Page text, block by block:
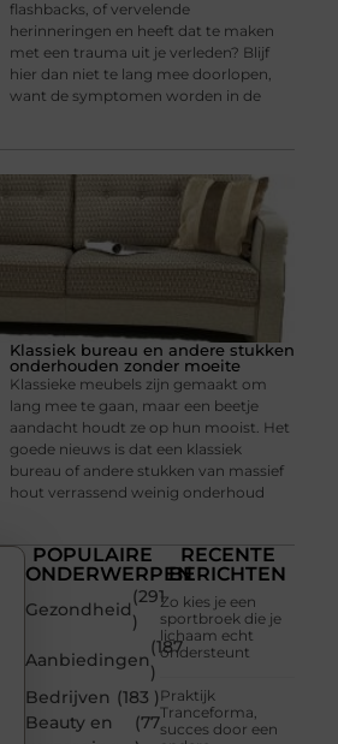
flashbacks, of vervelende
herinneringen en heeft dat te maken
met een trauma uit je verleden? Blijf
hier dan niet te lang mee doorlopen,
want de symptomen worden in de
Klassiek bureau en andere stukken
onderhouden zonder moeite
Klassieke meubels zijn gemaakt om
lang mee te gaan, maar een beetje
aandacht houdt ze op hun mooist. Het
goede nieuws is dat een klassiek
bureau of andere stukken van massief
hout verrassend weinig onderhoud
POPULAIRE
ONDERWERPEN
Gezondheid
(291
)
Aanbiedingen
(187
)
Bedrijven (183 )
Beauty en
(77
RECENTE
BERICHTEN
Zo kies je een
sportbroek die je
lichaam echt
ondersteunt
Praktijk
Tranceforma,
succes door een